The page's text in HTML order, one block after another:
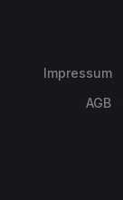
Impressum
AGB